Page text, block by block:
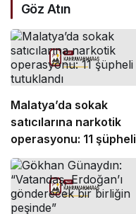
Göz Atın
Malatya’da sokak
satıcılarına narkotik
operasyonu: 11 şüpheli
tutuklandı